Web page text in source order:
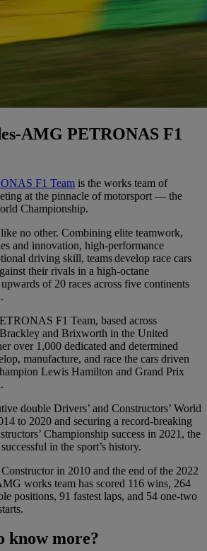
AMG PETRONAS F1
F1 Team is the works team of
at the pinnacle of motorsport — the
Championship.
no other. Combining elite teamwork,
and innovation, high-performance
driving skill, teams develop race cars
their rivals in a high-octane
of 20 races across five continents
F1 Team, based across
and Brixworth in the United
over 1,000 dedicated and determined
manufacture, and race the cars driven
Lewis Hamilton and Grand Prix
double Drivers’ and Constructors’ World
to 2020 and securing a record-breaking
Championship success in 2021, the
in the sport’s history.
in 2010 and the end of the 2022
works team has scored 116 wins, 264
positions, 91 fastest laps, and 54 one-two
know more?